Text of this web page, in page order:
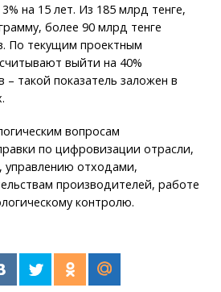
на 15 лет. Из 185 млрд тенге,
более 90 млрд тенге
По текущим проектным
выйти на 40%
такой показатель заложен в
вопросам
по цифровизации отрасли,
управлению отходами,
производителей, работе
контролю.